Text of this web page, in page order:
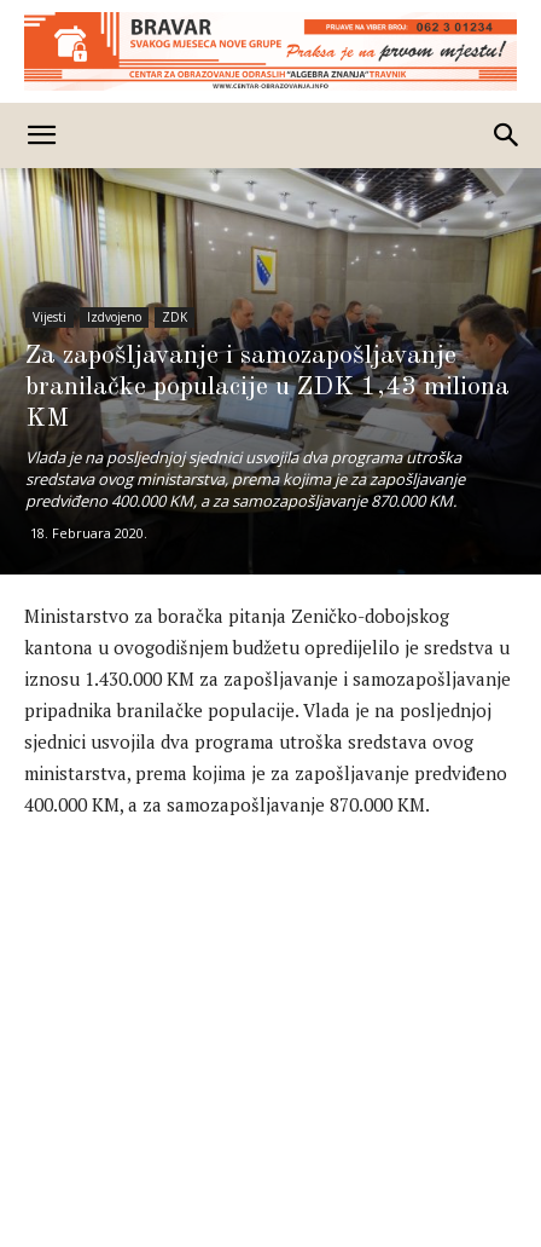
Vijesti Izdvojeno ZDK
Za zapošljavanje i samozapošljavanje
branilačke populacije u ZDK 1,43 miliona
KM
Vlada je na posljednjoj sjednici usvojila dva programa utroška
sredstava ovog ministarstva, prema kojima je za zapošljavanje
predviđeno 400.000 KM, a za samozapošljavanje 870.000 KM.
18. Februara 2020.
Ministarstvo za boračka pitanja Zeničko-dobojskog
kantona u ovogodišnjem budžetu opredijelilo je sredstva u
iznosu 1.430.000 KM za zapošljavanje i samozapošljavanje
pripadnika branilačke populacije. Vlada je na posljednjoj
sjednici usvojila dva programa utroška sredstava ovog
ministarstva, prema kojima je za zapošljavanje predviđeno
400.000 KM, a za samozapošljavanje 870.000 KM.